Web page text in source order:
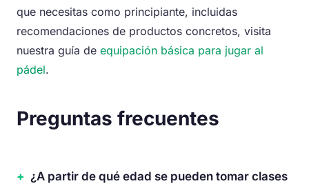
que necesitas como principiante, incluidas
recomendaciones de productos concretos, visita
nuestra guía de equipación básica para jugar al
pádel.
Preguntas frecuentes
¿A partir de qué edad se pueden tomar clases